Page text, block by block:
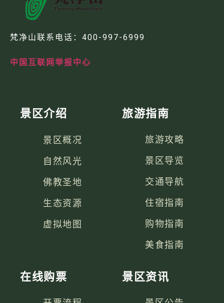
梵净山联系电话： 400-997-6999
中国互联网举报中心
景区介绍
景区概况
自然风光
佛教圣地
生态资源
虚拟地图
旅游指南
旅游攻略
景区导览
交通导航
住宿指南
购物指南
美食指南
在线购票 景区资讯